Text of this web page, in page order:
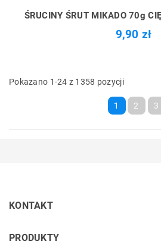
ŚRUCINY ŚRUT MIKADO 70g
9,90 zł
Pokazano 1-24 z 1358 pozycji
1 2 3
KONTAKT
PRODUKTY